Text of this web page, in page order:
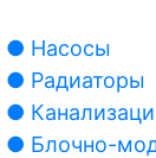
● Насосы
● Радиаторы
●
● Блочно-